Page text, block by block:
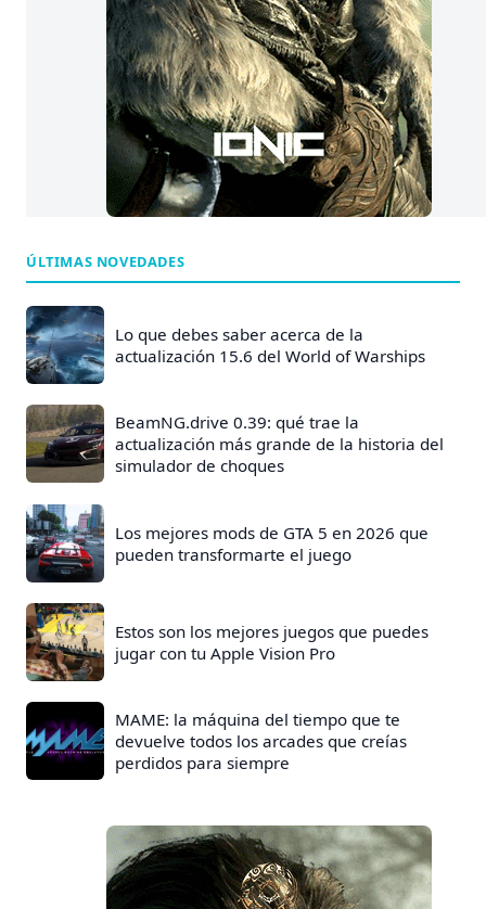
ÚLTIMAS NOVEDADES
Lo que debes saber acerca de la
actualización 15.6 del World of Warships
BeamNG.drive 0.39: qué trae la
actualización más grande de la historia del
simulador de choques
Los mejores mods de GTA 5 en 2026 que
pueden transformarte el juego
Estos son los mejores juegos que puedes
jugar con tu Apple Vision Pro
MAME: la máquina del tiempo que te
devuelve todos los arcades que creías
perdidos para siempre